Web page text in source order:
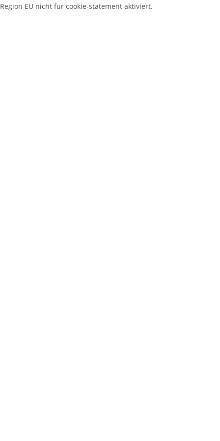
Region EU nicht für cookie-statement aktiviert.